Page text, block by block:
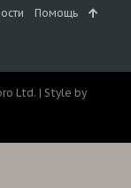
Помощь
Ltd. | Style by